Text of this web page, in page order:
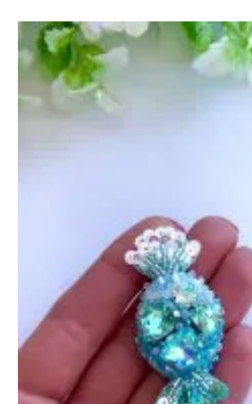
18
сентября
2022